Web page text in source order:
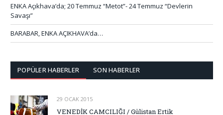
ENKA Açıkhava’da; 20 Temmuz “Metot”- 24 Temmuz “Devlerin
Savaşı”
BARABAR, ENKA AÇIKHAVA’da…
POPÜLER HABERLER SON HABERLER
29 OCAK 2015
VENEDİK CAMCILIĞI / Gülistan Ertik